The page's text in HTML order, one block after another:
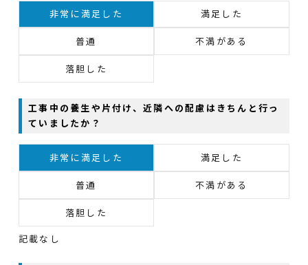
非常に満足した 満足した
普通 不満がある
落胆した
工事中の養生や片付け、近隣への配慮はきちんと行っ
ていましたか？
非常に満足した 満足した
普通 不満がある
落胆した
記載なし